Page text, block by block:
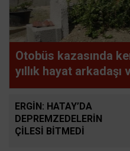
Otobüs kazasında
yıllık hayat arkadaşı
uykuya dalan şoförü
ortaya çıktı
ERGİN: HATAY’DA
DEPREMZEDELERİN
ÇİLESİ BİTMEDİ